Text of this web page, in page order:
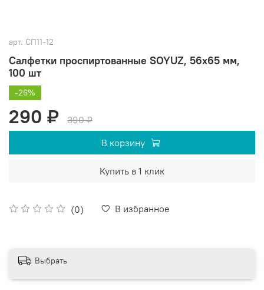
арт. СП11-12
Салфетки проспиртованные SOYUZ, 56х65 мм,
100 шт
(0) В избранное
-26%
290 ₽
390 ₽
В корзину
Купить в 1 клик
Выбрать